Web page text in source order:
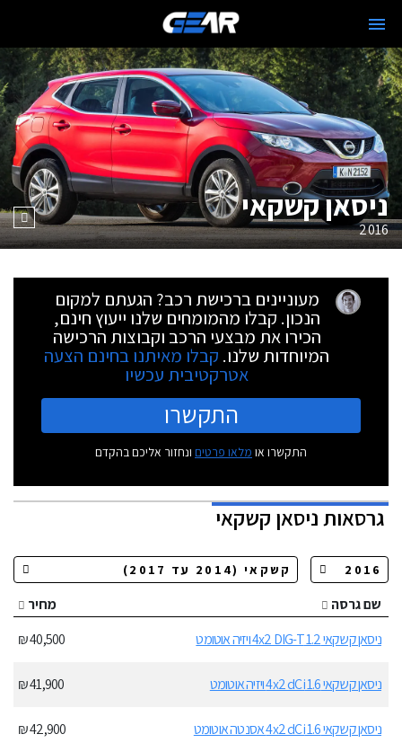
ניסאן קשקאי
2016
מעוניינים ברכישת רכב? הגעתם למקום
הנכון. קבלו מהמומחים שלנו ייעוץ חינם,
הכירו את מבצעי הרכב וקבוצות הרכישה
המיוחדות שלנו. קבלו מאיתנו בחינם הצעה
אטרקטיבית עכשיו
התקשרו
התקשרו או מלאו פרטים ונחזור אליכם בהקדם
גרסאותניסאן קשקאי
שם גרסה
מחיר
ניסאן קשקאי 1.2 4x2 DIG-T ויזיה אוטומט
40,500 ₪
ניסאן קשקאי 1.6 4x2 dCi ויזיה אוטומט 41,900 ₪
ניסאן קשקאי 1.6 4x2 dCi אסנטה אוטומט 42,900 ₪